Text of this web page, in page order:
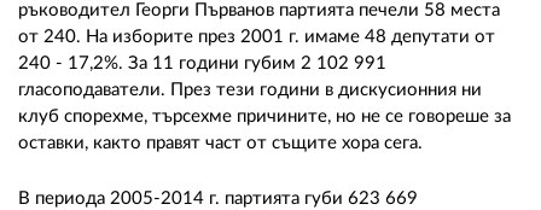
ръководител Георги Първанов партията печели 58 места
от 240. На изборите през 2001 г. имаме 48 депутати от
240 - 17,2%. За 11 години губим 2 102 991
гласоподаватели. През тези години в дискусионния ни
клуб спорехме, търсехме причините, но не се говореше за
оставки, както правят част от същите хора сега.
В периода 2005-2014 г. партията губи 623 669